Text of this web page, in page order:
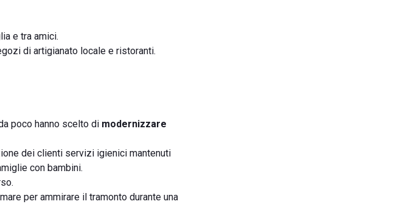
e tra amici.
di artigianato locale e ristoranti.
poco hanno scelto di modernizzare
dei clienti servizi igienici mantenuti
con bambini.
per ammirare il tramonto durante una